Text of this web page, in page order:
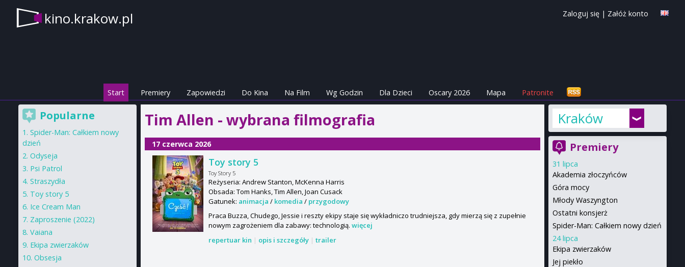
kino.krakow.pl Zaloguj się | Załóż konto
Start Premiery Zapowiedzi Do Kina Na Film Wg Godzin Dla Dzieci Oscary 2026 Mapa Patronite
Tim Allen - wybrana filmografia
17 czerwca 2026
Toy story 5
Toy Story 5
Reżyseria: Andrew Stanton, McKenna Harris
Obsada: Tom Hanks, Tim Allen, Joan Cusack
Gatunek: animacja / komedia / przygodowy
Praca Buzza, Chudego, Jessie i reszty ekipy staje się wykładniczo trudniejsza, gdy mierzą się z zupełnie
nowym zagrożeniem dla zabawy: technologią. więcej
repertuar kin | opis i szczegóły | trailer
Kraków
Premiery
31 lipca
Akademia złoczyńców
Góra mocy
Młody Waszyngton
Ostatni konsjerż
Spider-Man: Całkiem nowy dzień
24 lipca
Ekipa zwierzaków
Jej piekło
Popularne
Spider-Man: Całkiem nowy
dzień
Odyseja
Psi Patrol
Straszydła
Toy story 5
Ice Cream Man
Zaproszenie (2022)
Vaiana
Ekipa zwierzaków
Obsesja